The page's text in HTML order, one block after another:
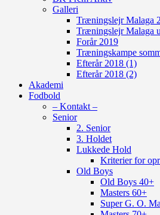
Galleri
Træningslejr Malaga
Træningslejr Malaga
Forår 2019
Træningskampe
Efterår 2018 (1)
Efterår 2018 (2)
Akademi
Fodbold
– Kontakt –
Senior
2. Senior
3. Holdet
Lukkede Hold
Kriterier for
Old Boys
Old Boys 40+
Masters 60+
Super G. O.